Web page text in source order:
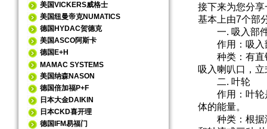
美国VICKERS威格士
美国纽曼帝克NUMATICS
德国HYDAC贺德克
美国ASCO阿斯卡
德国E+H
MAMAC SYSTEMS
美国纳森NASON
德国倍加福P+F
日本大金DAIKIN
日本CKD喜开理
德国IFM易福门
接下来为您分
基本上由7个部
一. 吸入部
作用：吸入部
种类：有直锥
吸入喇叭口，
二. 叶轮
作用：叶轮是
体的能量。
种类：根据液